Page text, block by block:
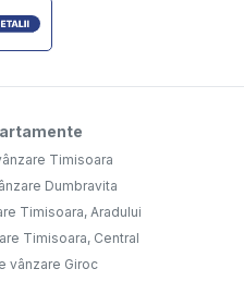
Timisoara
Dumbravita
Timisoara, Aradului
Timisoara, Central
vânzare Giroc